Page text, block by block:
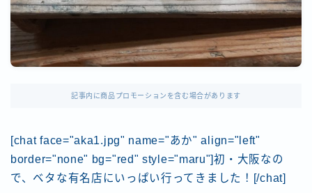
運営者情報
記事内に商品プロモーションを含む場合があります
[chat face="aka1.jpg" name="あか" align="left"
border="none" bg="red" style="maru"]初・大阪なの
で、ベタな有名店にいっぱい行ってきました！[/chat]